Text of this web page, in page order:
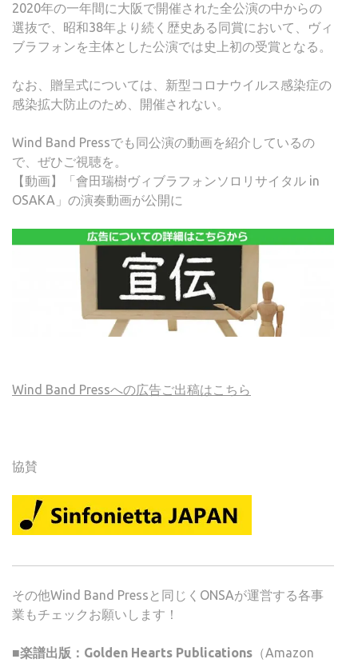
2020年の一年間に大阪で開催された全公演の中からの
選抜で、昭和38年より続く歴史ある同賞において、ヴィ
ブラフォンを主体とした公演では史上初の受賞となる。
なお、贈呈式については、新型コロナウイルス感染症の
感染拡大防止のため、開催されない。
Wind Band Pressでも同公演の動画を紹介しているの
で、ぜひご視聴を。
【動画】「會田瑞樹ヴィブラフォンソロリサイタル in
OSAKA」の演奏動画が公開に
Wind Band Pressへの広告ご出稿はこちら
協賛
その他Wind Band Pressと同じくONSAが運営する各事
業もチェックお願いします！
■楽譜出版：Golden Hearts Publications （Amazon